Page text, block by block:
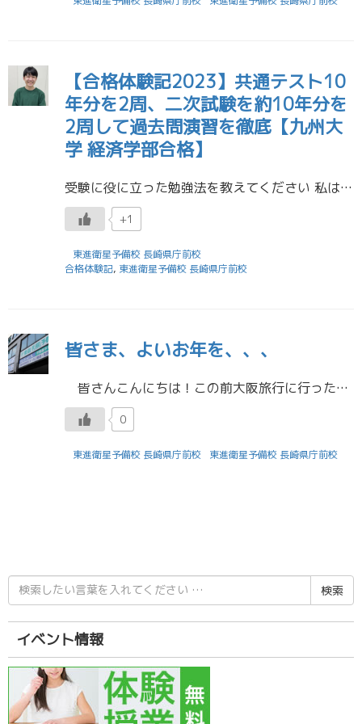
【合格体験記2023】共通テスト10
年分を2周、二次試験を約10年分を
2周して過去問演習を徹底【九州大
学 経済学部合格】
受験に役に立った勉強法を教えてください 私は、暗記する際にただ文字を見て覚えようとするだけではなく、例えば化学の反応による色の変化であれば、写真や動画を見たり、英単語であれば「take」の意味をただ暗記するのではなく、核 […]
+1
東進衛星予備校 長崎県庁前校
合格体験記, 東進衛星予備校 長崎県庁前校
皆さま、よいお年を、、、
皆さんこんにちは！この前大阪旅行に行ったときに、帰りの飛行機で生徒と会ってびっくりした田坂です。 大阪に日帰りで行ってきましたが、吉本の漫才劇場や、住吉大社、道頓堀、梅田のいろんな店など行きたいところに行けて大満足でし […]
0
東進衛星予備校 長崎県庁前校 東進衛星予備校 長崎県庁前校
検
索
結
果:
イベント情報